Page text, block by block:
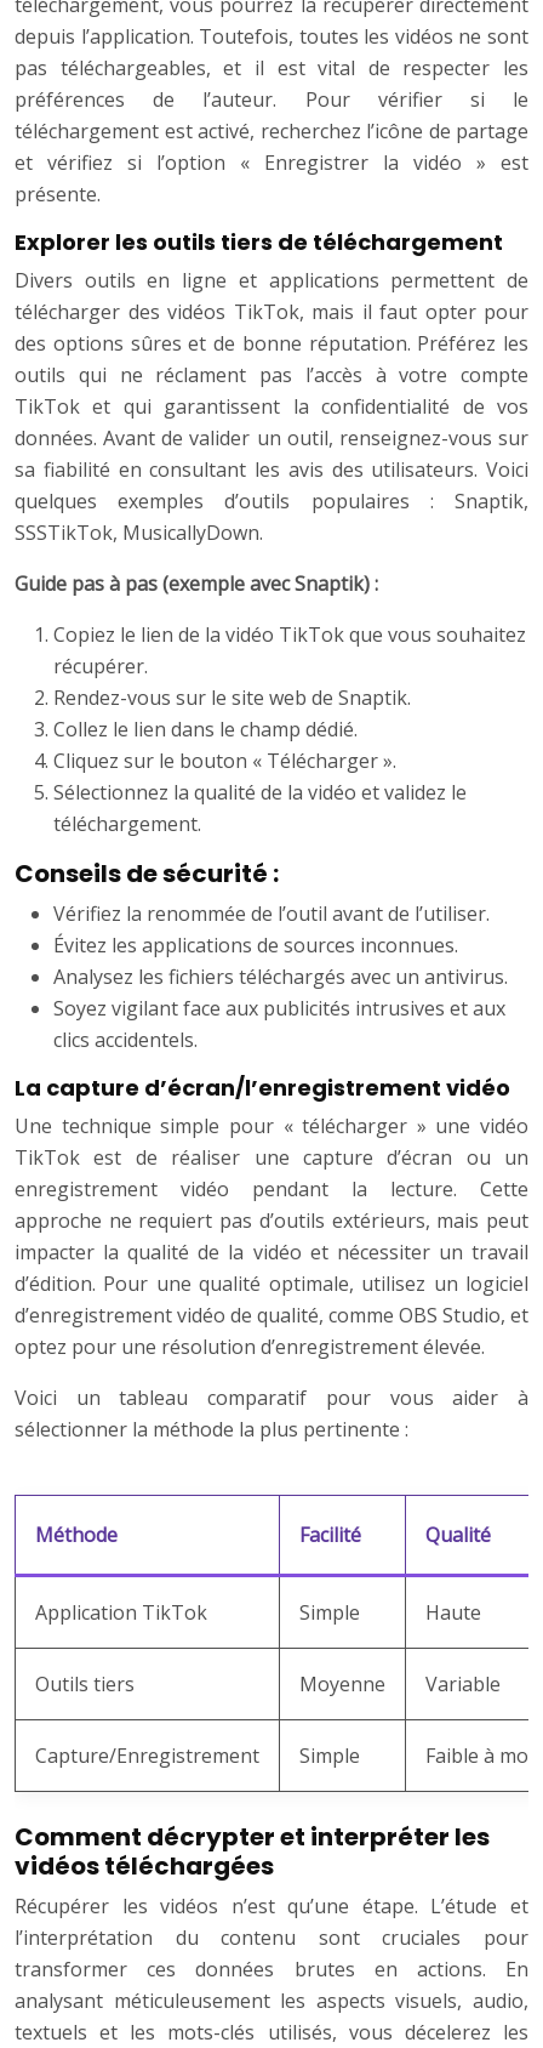
depuis l’application. Toutefois, toutes les vidéos ne sont
pas téléchargeables, et il est vital de respecter les
préférences de l’auteur. Pour vérifier si le
téléchargement est activé, recherchez l’icône de partage
et vérifiez si l’option « Enregistrer la vidéo » est
présente.
Explorer les outils tiers de téléchargement
Divers outils en ligne et applications permettent de
télécharger des vidéos TikTok, mais il faut opter pour
des options sûres et de bonne réputation. Préférez les
outils qui ne réclament pas l’accès à votre compte
TikTok et qui garantissent la confidentialité de vos
données. Avant de valider un outil, renseignez-vous sur
sa fiabilité en consultant les avis des utilisateurs. Voici
quelques exemples d’outils populaires : Snaptik,
SSSTikTok, MusicallyDown.
Guide pas à pas (exemple avec Snaptik) :
Copiez le lien de la vidéo TikTok que vous souhaitez
récupérer.
Rendez-vous sur le site web de Snaptik.
Collez le lien dans le champ dédié.
Cliquez sur le bouton « Télécharger ».
Sélectionnez la qualité de la vidéo et validez le
téléchargement.
Conseils de sécurité :
Vérifiez la renommée de l’outil avant de l’utiliser.
Évitez les applications de sources inconnues.
Analysez les fichiers téléchargés avec un antivirus.
Soyez vigilant face aux publicités intrusives et aux
clics accidentels.
La capture d’écran/l’enregistrement vidéo
Une technique simple pour « télécharger » une vidéo
TikTok est de réaliser une capture d’écran ou un
enregistrement vidéo pendant la lecture. Cette
approche ne requiert pas d’outils extérieurs, mais peut
impacter la qualité de la vidéo et nécessiter un travail
d’édition. Pour une qualité optimale, utilisez un logiciel
d’enregistrement vidéo de qualité, comme OBS Studio, et
optez pour une résolution d’enregistrement élevée.
Voici un tableau comparatif pour vous aider à
sélectionner la méthode la plus pertinente :
Méthode Facilité Qualité
Application TikTok Simple Haute
Outils tiers Moyenne Variable
Capture/Enregistrement Simple Faible à
Comment décrypter et interpréter les
vidéos téléchargées
Récupérer les vidéos n’est qu’une étape. L’étude et
l’interprétation du contenu sont cruciales pour
transformer ces données brutes en actions. En
analysant méticuleusement les aspects visuels, audio,
textuels et les mots-clés utilisés, vous décelerez les